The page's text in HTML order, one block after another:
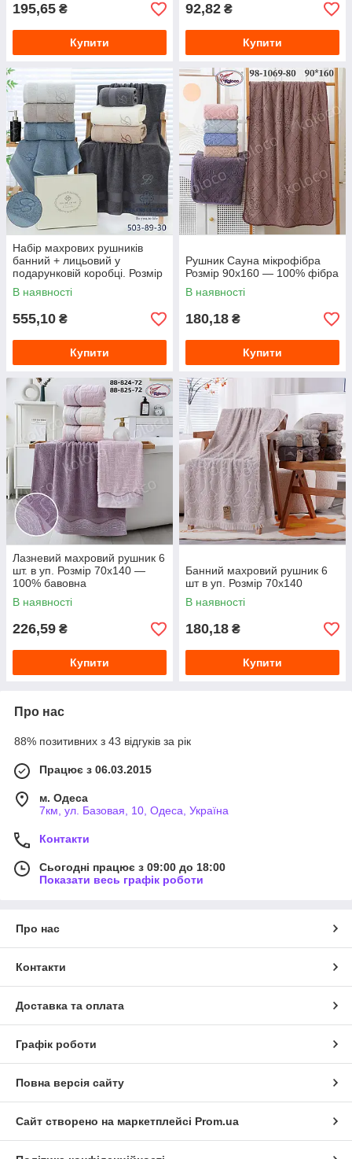
195,65 ₴
Купити
92,82 ₴
Купити
Набір махрових рушників
банний + лицьовий у
подарунковій коробці. Розмір
70*140 і 50*90
В наявності
555,10 ₴
Купити
Рушник Сауна мікрофібра
Розмір 90х160 — 100% фібра
В наявності
180,18 ₴
Купити
Лазневий махровий рушник 6
шт. в уп. Розмір 70х140 —
100% бавовна
В наявності
226,59 ₴
Купити
Банний махровий рушник 6
шт в уп. Розмір 70х140
В наявності
180,18 ₴
Купити
Про нас
88% позитивних з 43 відгуків за рік
Працює з 06.03.2015
м. Одеса
7км, ул. Базовая, 10, Одеса, Україна
Контакти
Сьогодні працює з 09:00 до 18:00
Показати весь графік роботи
Про нас
Контакти
Доставка та оплата
Графік роботи
Повна версія сайту
Сайт створено на маркетплейсі Prom.ua